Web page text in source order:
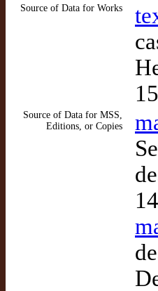
Source of Data for Works
Source of Data for MSS,
Editions, or Copies